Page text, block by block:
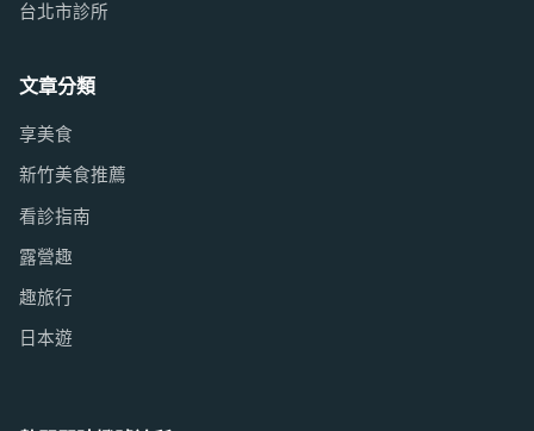
台北市診所
文章分類
享美食
新竹美食推薦
看診指南
露營趣
趣旅行
日本遊